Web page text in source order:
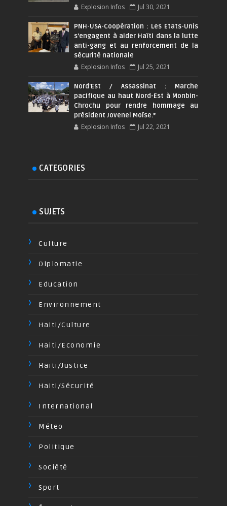
Explosion Infos Jul 30, 2021
PNH-USA-Coopération : Les Etats-Unis
s’engagent à aider Haïti dans la lutte
anti-gang et au renforcement de la
sécurité nationale
Explosion Infos Jul 25, 2021
Nord'Est / Assassinat : Marche
pacifique au haut Nord-Est à Monbin-
Chrochu pour rendre hommage au
président Jovenel Moïse.*
Explosion Infos Jul 22, 2021
CATEGORIES
SUJETS
Culture
Diplomatie
Education
Environnement
Haiti/Culture
Haiti/Economie
Haiti/Justice
Haiti/Sécurité
International
Méteo
Politique
Société
Sport